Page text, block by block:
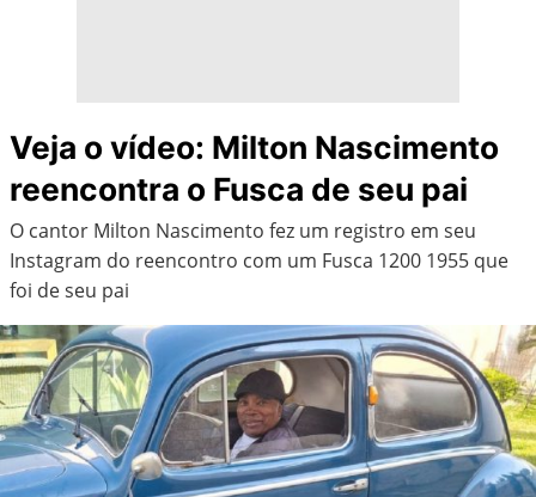
Veja o vídeo: Milton Nascimento
reencontra o Fusca de seu pai
O cantor Milton Nascimento fez um registro em seu
Instagram do reencontro com um Fusca 1200 1955 que
foi de seu pai